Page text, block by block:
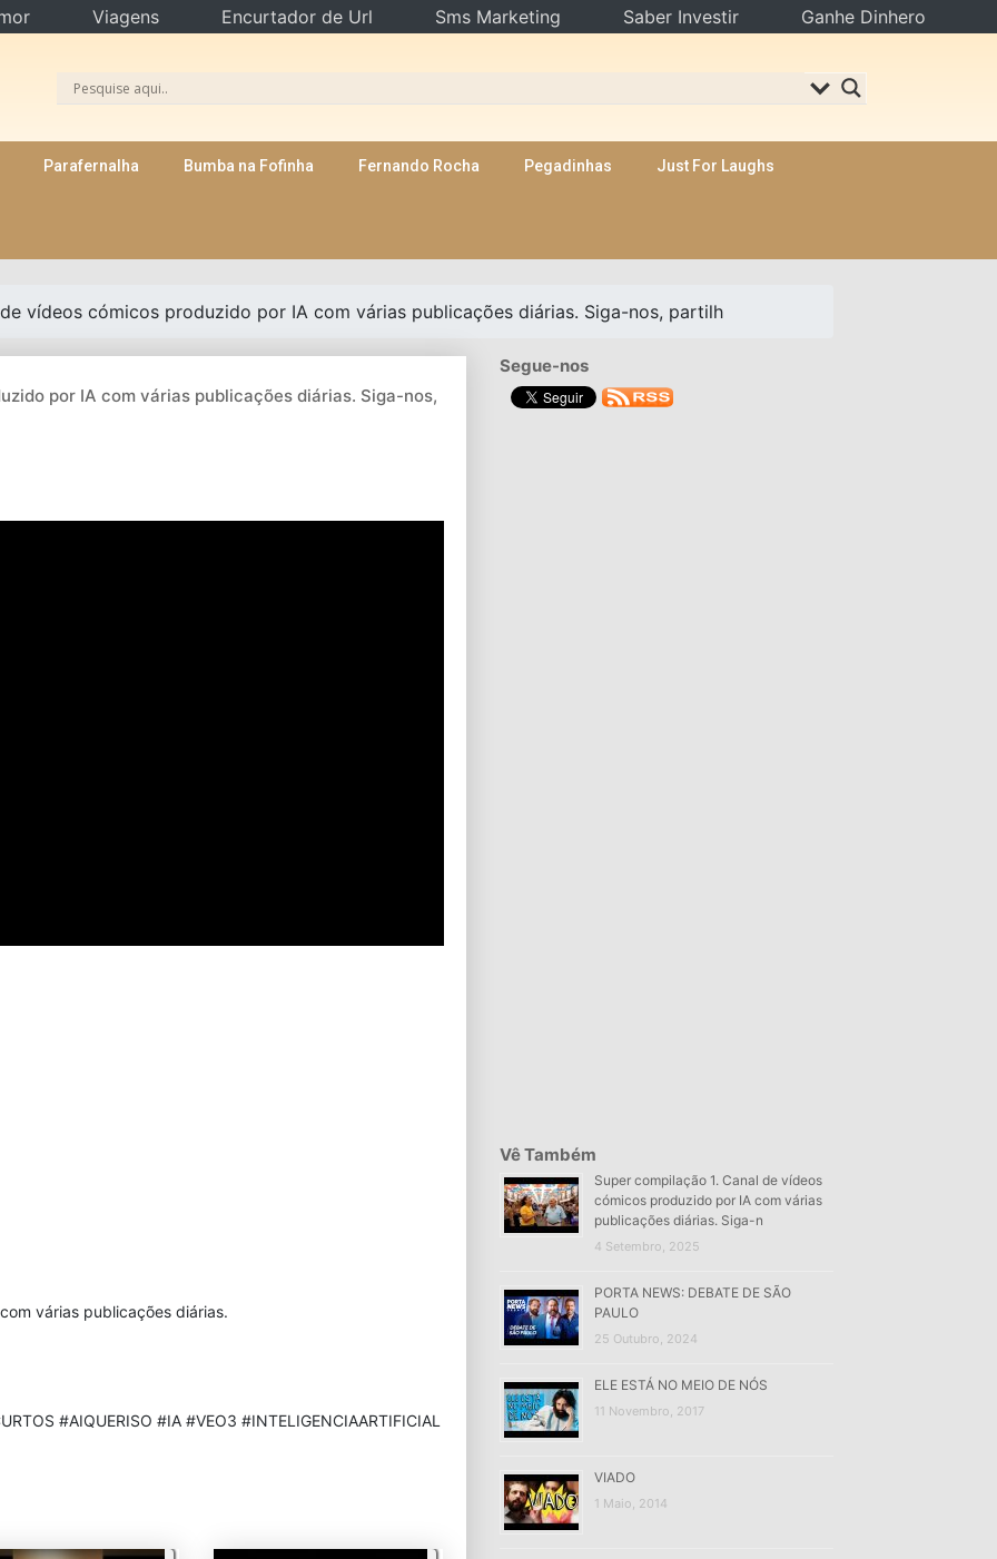
Parafernalha Bumba na Fofinha Fernando Rocha Pegadinhas Just For Laughs
vídeos cómicos produzido por IA com várias publicações diárias. Siga-nos, partilh
por IA com várias publicações diárias. Siga-nos,
várias publicações diárias.
#AIQUERISO #IA #VEO3 #INTELIGENCIAARTIFICIAL
Segue-nos
Vê Também
Super compilação 1. Canal de vídeos
cómicos produzido por IA com várias
publicações diárias. Siga-n
4 Setembro, 2025
PORTA NEWS: DEBATE DE SÃO
PAULO
25 Outubro, 2024
ELE ESTÁ NO MEIO DE NÓS
11 Novembro, 2017
VIADO
1 Maio, 2014
Viagens Encurtador de Url Sms Marketing Saber Investir Ganhe Dinhero